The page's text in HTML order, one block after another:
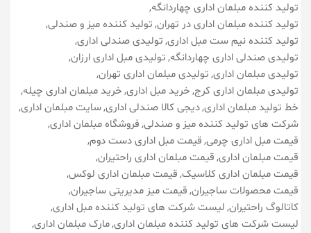
تولید کننده مبلمان اداری چهاردانگه
تولید کننده مبلمان اداری در تهران تولید کننده میز و صندلی
تولید کننده نیم ست مبل اداری تولیدی صندلی اداری
تولیدی صندلی اداری چهاردانگه تولیدی مبل اداری ارزان
تولیدی مبلمان اداری تولیدی مبلمان اداری تهران
تولیدی مبلمان اداری کرج خرید مبل اداری خرید مبلمان اداری چیله
خط تولید مبلمان اداری دیجی کالا صندلی اداری سایت مبلمان اداری
شرکت های تولید کننده میز و صندلی فروشگاه مبلمان اداری
قیمت مبل اداری چرمی قیمت مبل اداری دست دوم
قیمت مبلمان اداری قیمت مبلمان اداری راحتیران
قیمت مبلمان اداری کلاسیک قیمت مبلمان اداری لوکس
قیمت محصولات ساجیران قیمت میز مدیریتی ساجیران
کاتالوگ راحتیران لیست شرکت های تولید کننده مبل اداری
لیست شرکت های تولید کننده مبلمان اداری مارک مبلمان اداری